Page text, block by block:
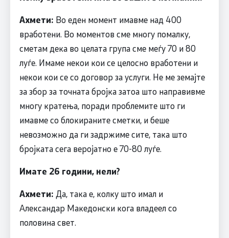
Ахмети: Во еден момент имавме над 400
вработени. Во моментов сме многу помалку,
сметам дека во целата група сме меѓу 70 и 80
луѓе. Имаме некои кои се целосно вработени и
некои кои се со договор за услуги. Не ме земајте
за збор за точната бројка затоа што направивме
многу кратења, поради проблемите што ги
имавме со блокираните сметки, и беше
невозможно да ги задржиме сите, така што
бројката сега веројатно е 70-80 луѓе.
Имате 26 години, нели?
Ахмети: Да, така е, колку што имал и
Александар Македонски кога владеел со
половина свет.